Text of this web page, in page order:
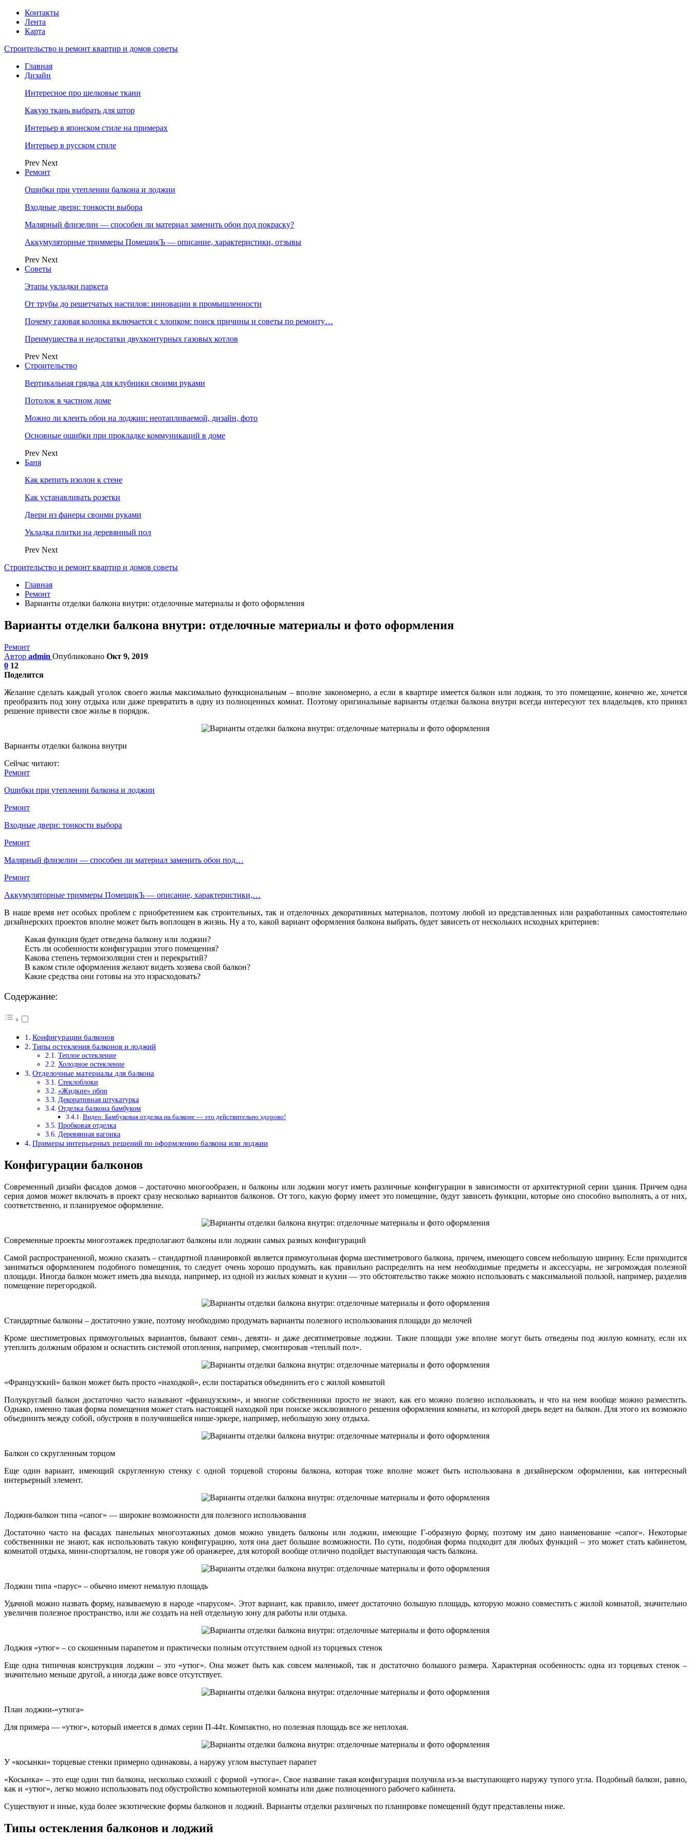
Контакты
Лента
Карта
Строительство и ремонт квартир и домов советы
Главная
Дизайн
Интересное про шелковые ткани
Какую ткань выбрать для штор
Интерьер в японском стиле на примерах
Интерьер в русском стиле
Prev Next
Ремонт
Ошибки при утеплении балкона и лоджии
Входные двери: тонкости выбора
Малярный флизелин — способен ли материал заменить обои под покраску?
Аккумуляторные триммеры ПомещикЪ — описание, характеристики, отзывы
Prev Next
Советы
Этапы укладки паркета
От трубы до решетчатых настилов: инновации в промышленности
Почему газовая колонка включается с хлопком: поиск причины и советы по ремонту…
Преимущества и недостатки двухконтурных газовых котлов
Prev Next
Строительство
Вертикальная грядка для клубники своими руками
Потолок в частном доме
Можно ли клеить обои на лоджии: неотапливаемой, дизайн, фото
Основные ошибки при прокладке коммуникаций в доме
Prev Next
Баня
Как крепить изолон к стене
Как устанавливать розетки
Двери из фанеры своими руками
Укладка плитки на деревянный пол
Prev Next
Строительство и ремонт квартир и домов советы
Главная
Ремонт
Варианты отделки балкона внутри: отделочные материалы и фото оформления
Варианты отделки балкона внутри: отделочные материалы и фото оформления
Ремонт
Автор admin Опубликовано Окт 9, 2019
0 12
Поделится
Желание сделать каждый уголок своего жилья максимально функциональным – вполне закономерно, а если в квартире имеется балкон или лоджия, то это помещение, конечно же, хочется
преобразить под зону отдыха или даже превратить в одну из полноценных комнат. Поэтому оригинальные варианты отделки балкона внутри всегда интересуют тех владельцев, кто принял
решение привести свое жилье в порядок.
Варианты отделки балкона внутри
Сейчас читают:
Ремонт
Ошибки при утеплении балкона и лоджии
Ремонт
Входные двери: тонкости выбора
Ремонт
Малярный флизелин — способен ли материал заменить обои под…
Ремонт
Аккумуляторные триммеры ПомещикЪ — описание, характеристики,…
В наше время нет особых проблем с приобретением как строительных, так и отделочных декоративных материалов, поэтому любой из представленных или разработанных самостоятельно
дизайнерских проектов вполне может быть воплощен в жизнь. Ну а то, какой вариант оформления балкона выбрать, будет зависеть от нескольких исходных критериев:
Какая функция будет отведена балкону или лоджии?
Есть ли особенности конфигурации этого помещения?
Какова степень термоизоляции стен и перекрытий?
В каком стиле оформления желают видеть хозяева свой балкон?
Какие средства они готовы на это израсходовать?
Содержание:
Конфигурации балконов
Типы остекления балконов и лоджий
Теплое остекление
Холодное остекление
Отделочные материалы для балкона
Стеклоблоки
«Жидкие» обои
Декоративная штукатурка
Отделка балкона бамбуком
Видео: Бамбуковая отделка на балконе — это действительно здорово!
Пробковая отделка
Деревянная вагонка
Примеры интерьерных решений по оформлению балкона или лоджии
Конфигурации балконов
Современный дизайн фасадов домов – достаточно многообразен, и балконы или лоджии могут иметь различные конфигурации в зависимости от архитектурной серии здания. Причем одна
серия домов может включать в проект сразу несколько вариантов балконов. От того, какую форму имеет это помещение, будут зависеть функции, которые оно способно выполнять, а от них,
соответственно, и планируемое оформление.
Современные проекты многоэтажек предполагают балконы или лоджии самых разных конфигураций
Самой распространенной, можно сказать – стандартной планировкой является прямоугольная форма шестиметрового балкона, причем, имеющего совсем небольшую ширину. Если приходится
заниматься оформлением подобного помещения, то следует очень хорошо продумать, как правильно распределить на нем необходимые предметы и аксессуары, не загромождая полезной
площади. Иногда балкон может иметь два выхода, например, из одной из жилых комнат и кухни — это обстоятельство также можно использовать с максимальной пользой, например, разделив
помещение перегородкой.
Стандартные балконы – достаточно узкие, поэтому необходимо продумать варианты полезного использования площади до мелочей
Кроме шестиметровых прямоугольных вариантов, бывают семи-, девяти- и даже десятиметровые лоджии. Такие площади уже вполне могут быть отведены под жилую комнату, если их
утеплить должным образом и оснастить системой отопления, например, смонтировав «теплый пол».
«Французский» балкон может быть просто «находкой», если постараться объединить его с жилой комнатой
Полукруглый балкон достаточно часто называют «французским», и многие собственники просто не знают, как его можно полезно использовать, и что на нем вообще можно разместить.
Однако, именно такая форма помещения может стать настоящей находкой при поиске эксклюзивного решения оформления комнаты, из которой дверь ведет на балкон. Для этого их возможно
объединить между собой, обустроив в получившейся нише-эркере, например, небольшую зону отдыха.
Балкон со скругленным торцом
Еще один вариант, имеющий скругленную стенку с одной торцевой стороны балкона, которая тоже вполне может быть использована в дизайнерском оформлении, как интересный
интерьерный элемент.
Лоджия-балкон типа «сапог» — широкие возможности для полезного использования
Достаточно часто на фасадах панельных многоэтажных домов можно увидеть балконы или лоджии, имеющие Г-образную форму, поэтому им дано наименование «сапог». Некоторые
собственники не знают, как использовать такую конфигурацию, хотя она дает большие возможности. По сути, подобная форма подходит для любых функций – это может стать кабинетом,
комнатой отдыха, мини-спортзалом, не говоря уже об оранжерее, для которой вообще отлично подойдет выступающая часть балкона.
Лоджии типа «парус» – обычно имеют немалую площадь
Удачной можно назвать форму, называемую в народе «парусом». Этот вариант, как правило, имеет достаточно большую площадь, которую можно совместить с жилой комнатой, значительно
увеличив полезное пространство, или же создать на ней отдельную зону для работы или отдыха.
Лоджия «утюг» – со скошенным парапетом и практически полным отсутствием одной из торцевых стенок
Еще одна типичная конструкция лоджии – это «утюг». Она может быть как совсем маленькой, так и достаточно большого размера. Характерная особенность: одна из торцевых стенок –
значительно меньше другой, а иногда даже вовсе отсутствует.
План лоджии-«утюга»
Для примера — «утюг», который имеется в домах серии П-44т. Компактно, но полезная площадь все же неплохая.
У «косынки» торцевые стенки примерно одинаковы, а наружу углом выступает парапет
«Косынка» – это еще один тип балкона, несколько схожий с формой «утюга». Свое название такая конфигурация получила из-за выступающего наружу тупого угла. Подобный балкон, равно,
как и «утюг», легко можно использовать под обустройство компьютерной комнаты или даже полноценного рабочего кабинета.
Существуют и иные, куда более экзотические формы балконов и лоджий. Варианты отделки различных по планировке помещений будут представлены ниже.
Типы остекления балконов и лоджий